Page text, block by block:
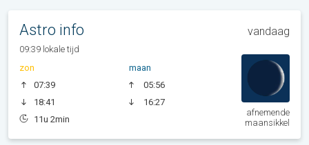
Astro info vandaag
09:39 lokale tijd
zon
07:39
18:41
11u 2min
maan
05:56
16:27
afnemende
maansikkel